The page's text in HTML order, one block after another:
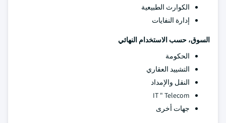
الكوارث الطبيعية
إدارة النفايات
السوق، حسب الاستخدام النهائي
الحكومة
التشييد العقاري
النقل والإمداد
IT " Telecom
جهات أخرى